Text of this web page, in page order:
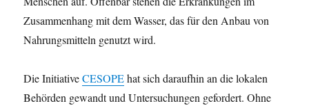
Zusammenhang mit dem Wasser, das für den Anbau von
Nahrungsmitteln genutzt wird.
Die InitiativeCESOPEhat sich daraufhin an die lokalen
Behörden gewandt und Untersuchungen gefordert. Ohne